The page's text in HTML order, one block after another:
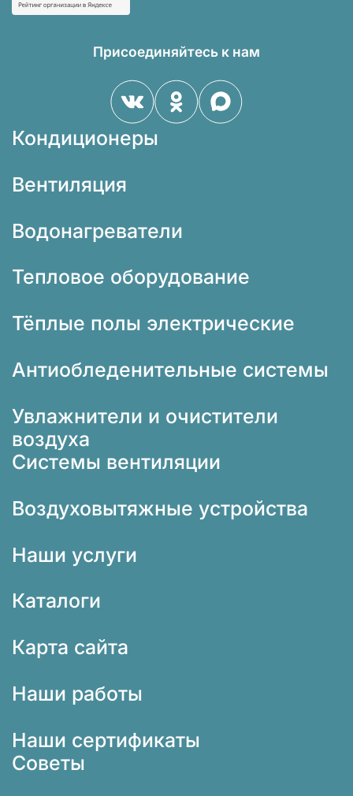
Присоединяйтесь к нам
Кондиционеры
Вентиляция
Водонагреватели
Тепловое оборудование
Тёплые полы электрические
Антиобледенительные системы
Увлажнители и очистители
воздуха
Системы вентиляции
Воздуховытяжные устройства
Наши услуги
Каталоги
Карта сайта
Наши работы
Наши сертификаты
Советы